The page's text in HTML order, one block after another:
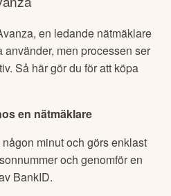
en ledande nätmäklare
men processen ser
Så här gör du för att köpa
en nätmäklare
minut och görs enklast
och genomför en
BankID.